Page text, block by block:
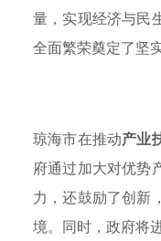
量，实现经济与民
全面繁荣奠定了坚
琼海市在推动产业
府通过加大对优势
力，还鼓励了创新
境。同时，政府将